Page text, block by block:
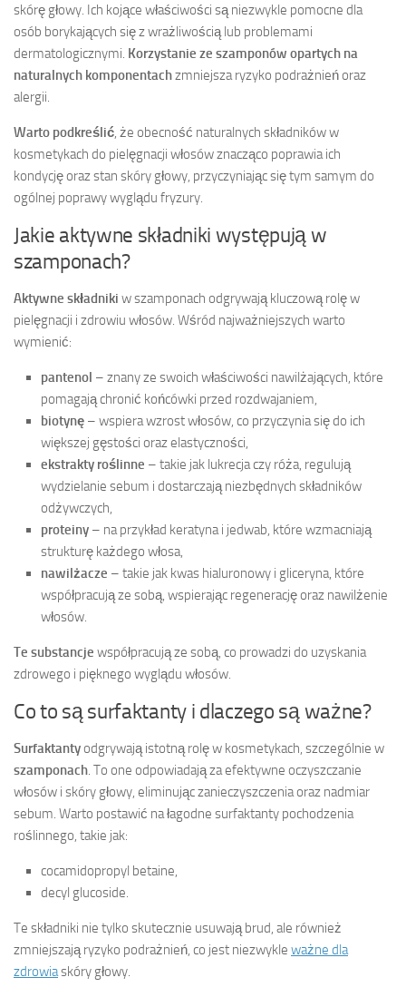
skórę głowy. Ich kojące właściwości są niezwykle pomocne dla
osób borykających się z wrażliwością lub problemami
dermatologicznymi. Korzystanie ze szamponów opartych na
naturalnych komponentachzmniejsza ryzyko podrażnień oraz
alergii.
Warto podkreślić, że obecność naturalnych składników w
kosmetykach do pielęgnacji włosów znacząco poprawia ich
kondycję oraz stan skóry głowy, przyczyniając się tym samym do
ogólnej poprawy wyglądu fryzury.
Jakie aktywne składniki występują w
szamponach?
Aktywne składniki w szamponach odgrywają kluczową rolę w
pielęgnacji i zdrowiu włosów. Wśród najważniejszych warto
wymienić:
pantenol – znany ze swoich właściwości nawilżających, które
pomagają chronić końcówki przed rozdwajaniem,
biotynę – wspiera wzrost włosów, co przyczynia się do ich
większej gęstości oraz elastyczności,
ekstrakty roślinne – takie jak lukrecja czy róża, regulują
wydzielanie sebum i dostarczają niezbędnych składników
odżywczych,
proteiny – na przykład keratyna i jedwab, które wzmacniają
strukturę każdego włosa,
nawilżacze – takie jak kwas hialuronowy i gliceryna, które
współpracują ze sobą, wspierając regenerację oraz nawilżenie
włosów.
Te substancje współpracują ze sobą, co prowadzi do uzyskania
zdrowego i pięknego wyglądu włosów.
Co to są surfaktanty i dlaczego są ważne?
Surfaktantyodgrywają istotną rolę w kosmetykach, szczególnie w
szamponach. To one odpowiadają za efektywne oczyszczanie
włosów i skóry głowy, eliminując zanieczyszczenia oraz nadmiar
sebum. Warto postawić na łagodne surfaktanty pochodzenia
roślinnego, takie jak:
cocamidopropyl betaine,
decyl glucoside.
Te składniki nie tylko skutecznie usuwają brud, ale również
zmniejszają ryzyko podrażnień, co jest niezwykle ważne dla
zdrowiaskóry głowy.